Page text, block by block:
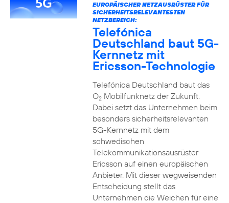
EUROPÄISCHER NETZAUSRÜSTER FÜR
SICHERHEITSRELEVANTESTEN
NETZBEREICH:
Telefónica
Deutschland baut 5G-
Kernnetz mit
Ericsson-Technologie
Telefónica Deutschland baut das
O2Mobilfunknetz der Zukunft.
Dabei setzt das Unternehmen beim
besonders sicherheitsrelevanten
5G-Kernnetz mit dem
schwedischen
Telekommunikationsausrüster
Ericsson auf einen europäischen
Anbieter. Mit dieser wegweisenden
Entscheidung stellt das
Unternehmen die Weichen für eine